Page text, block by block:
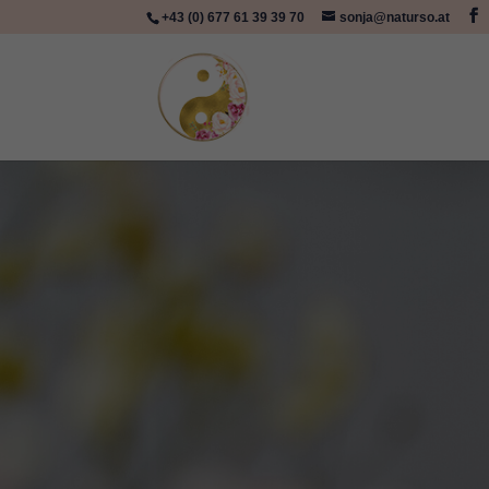
+43 (0) 677 61 39 39 70 sonja@naturso.at